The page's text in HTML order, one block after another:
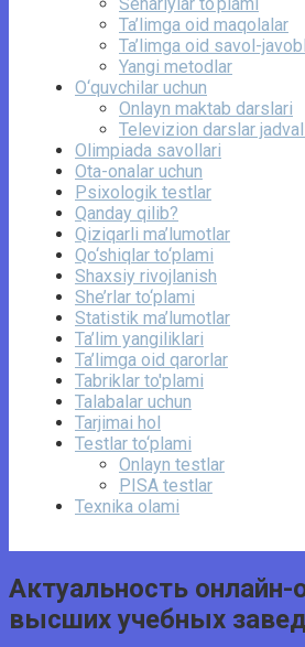
Senariylar to‘plami
Ta’limga oid maqolalar
Ta’limga oid savol-
Yangi metodlar
O‘quvchilar uchun
Onlayn maktab darslari
Televizion darslar
Olimpiada savollari
Ota-onalar uchun
Psixologik testlar
Qanday qilib?
Qiziqarli ma’lumotlar
Qo‘shiqlar to‘plami
Shaxsiy rivojlanish
She’rlar to‘plami
Statistik ma’lumotlar
Ta’lim yangiliklari
Ta’limga oid qarorlar
Tabriklar to'plami
Talabalar uchun
Tarjimai hol
Testlar to‘plami
Onlayn testlar
PISA testlar
Texnika olami
Актуальность онлайн-
высших учебных